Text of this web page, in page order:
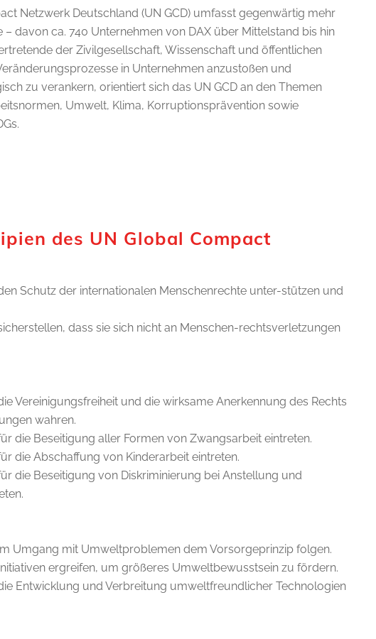
Netzwerk Deutschland (UN GCD) umfasst gegenwärtig mehr
– davon ca. 740 Unternehmen von DAX über Mittelstand bis hin
der Zivilgesellschaft, Wissenschaft und öffentlichen
in Unternehmen anzustoßen und
zu verankern, orientiert sich das UN GCD an den Themen
Umwelt, Klima, Korruptionsprävention sowie
des UN Global Compact
Schutz der internationalen Menschenrechte unter-stützen und
dass sie sich nicht an Menschen-rechtsverletzungen
Vereinigungsfreiheit und die wirksame Anerkennung des Rechts
wahren.
die Beseitigung aller Formen von Zwangsarbeit eintreten.
die Abschaffung von Kinderarbeit eintreten.
die Beseitigung von Diskriminierung bei Anstellung und
Umgang mit Umweltproblemen dem Vorsorgeprinzip folgen.
ergreifen, um größeres Umweltbewusstsein zu fördern.
Entwicklung und Verbreitung umweltfreundlicher Technologien
44-0
99
Impressum
Datenschutz
UN Global Compact